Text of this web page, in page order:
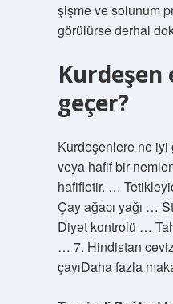
şişme ve solunum
görülürse derhal
Kurdeşen
geçer?
Kurdeşenlere ne
veya hafif bir
hafifletir. …
Çay ağacı yağı …
Diyet kontrolü …
… 7. Hindistan
çayıDaha fazla